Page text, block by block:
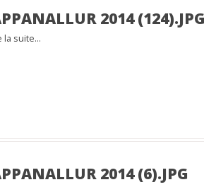
2014
la suite…
2014 (6).JPG